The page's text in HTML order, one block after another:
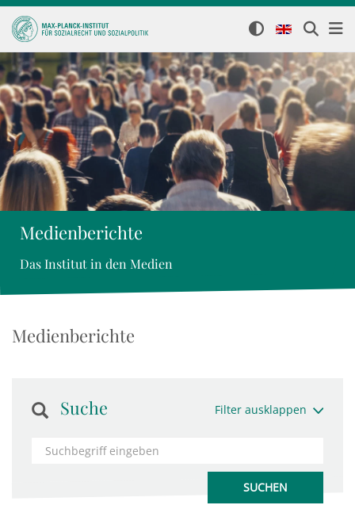
Medienberichte
Das Institut in den Medien
Medienberichte
Suche Filter ausklappen